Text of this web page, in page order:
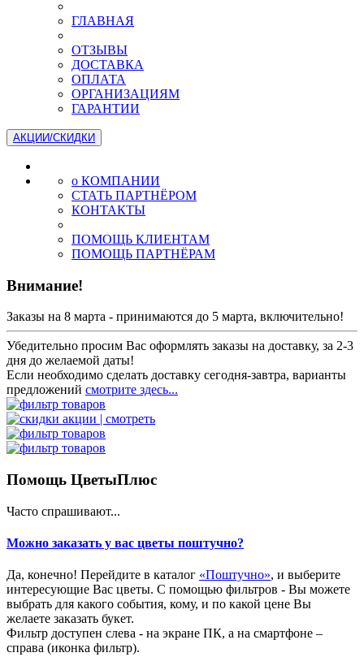
ГЛАВНАЯ
ОТЗЫВЫ
ДОСТАВКА
ОПЛАТА
ОРГАНИЗАЦИЯМ
ГАРАНТИИ
АКЦИИ/СКИДКИ
о КОМПАНИИ
СТАТЬ ПАРТНЁРОМ
КОНТАКТЫ
ПОМОЩЬ КЛИЕНТАМ
ПОМОЩЬ ПАРТНЁРАМ
Внимание!
Заказы на 8 марта - принимаются до 5 марта, включительно!
Убедительно просим Вас оформлять заказы на доставку, за 2-3
дня до желаемой даты!
Если необходимо сделать доставку сегодня-завтра, варианты
предложений смотрите здесь...
Помощь ЦветыПлюс
Часто спрашивают...
Можно заказать у вас цветы поштучно?
Да, конечно! Перейдите в каталог «Поштучно», и выберите
интересующие Вас цветы. С помощью фильтров - Вы можете
выбрать для какого события, кому, и по какой цене Вы
желаете заказать букет.
Фильтр доступен слева - на экране ПК, а на смартфоне –
справа (иконка фильтр).